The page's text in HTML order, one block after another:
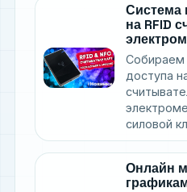
Система
на RFID
Собираем
доступа
силовой
Онлайн